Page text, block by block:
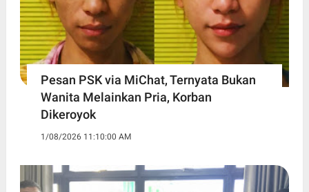
Pesan PSK via MiChat, Ternyata Bukan
Wanita Melainkan Pria, Korban
Dikeroyok
1/08/2026 11:10:00 AM